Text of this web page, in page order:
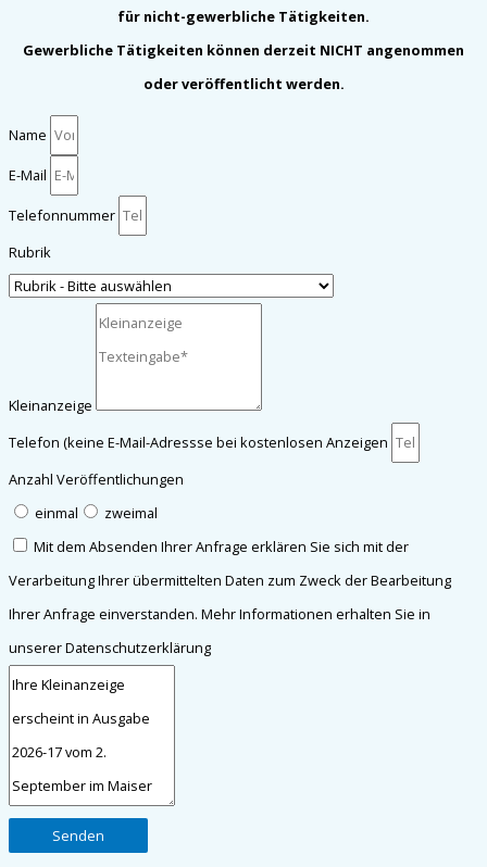
für nicht-gewerbliche Tätigkeiten.
Gewerbliche Tätigkeiten können derzeit NICHT angenommen
oder veröffentlicht werden.
Name
E-Mail
Telefonnummer
Rubrik
Kleinanzeige
Telefon (keine E-Mail-Adressse bei kostenlosen Anzeigen
Anzahl Veröffentlichungen
einmal
zweimal
Mit dem Absenden Ihrer Anfrage erklären Sie sich mit der
Verarbeitung Ihrer übermittelten Daten zum Zweck der Bearbeitung
Ihrer Anfrage einverstanden. Mehr Informationen erhalten Sie in
unserer Datenschutzerklärung
Senden